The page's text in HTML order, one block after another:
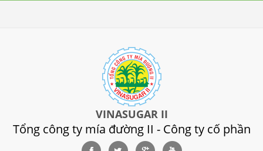
VINASUGAR II
Tổng công ty mía đường II - Công ty cố phần